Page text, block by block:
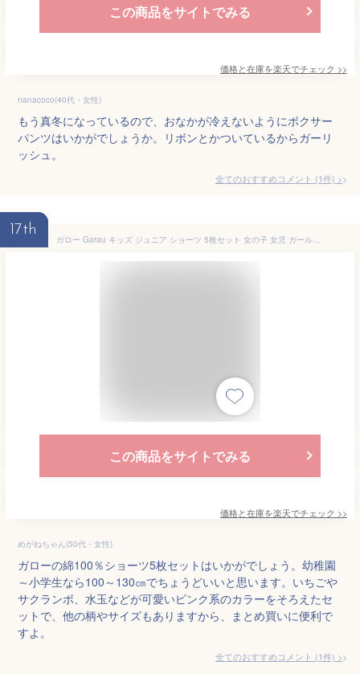
この商品をサイトでみる
価格と在庫を楽天でチェック >>
nanacoco(40代・女性)
もう真冬になっているので、おなかが冷えないようにボクサー
パンツはいかがでしょうか。リボンとかついているからガーリ
ッシュ。
全てのおすすめコメント (1件) >
17th
ガロー Garau キッズ ジュニア ショーツ 5枚セット 女の子 女児 ガールズ 綿100％【メール便(30)】 100 110 120 130 レディース 100-130
この商品をサイトでみる
価格と在庫を楽天でチェック >>
めがねちゃん(50代・女性)
ガローの綿100％ショーツ5枚セットはいかがでしょう。幼稚園
～小学生なら100～130㎝でちょうどいいと思います。いちごや
サクランボ、水玉などが可愛いピンク系のカラーをそろえたセ
ットで、他の柄やサイズもありますから、まとめ買いに便利で
すよ。
全てのおすすめコメント (1件) >